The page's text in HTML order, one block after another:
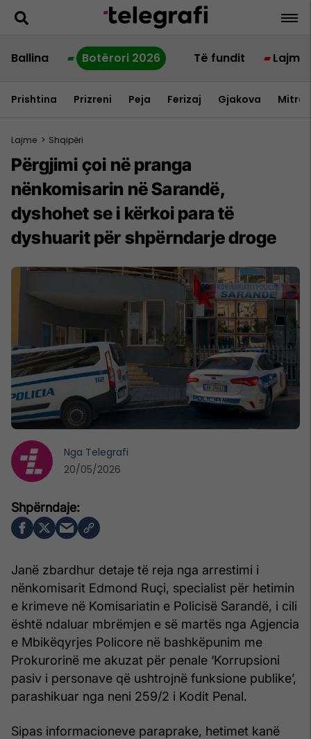
Ballina Botërori 2026 Të fundit Lajme
Prishtina Prizreni Peja Ferizaj Gjakova
Lajme > Shqipëri
Përgjimi çoi në pranga
nënkomisarin në Sarandë,
dyshohet se i kërkoi para të
dyshuarit për shpërndarje droge
Janë zbardhur detaje të reja nga arrestimi i
nënkomisarit Edmond Ruçi, specialist për hetimin
e krimeve në Komisariatin e Policisë Sarandë, i cili
është ndaluar mbrëmjen e së martës nga Agjencia
e Mbikëqyrjes Policore në bashkëpunim me
Prokurorinë me akuzat për penale ‘Korrupsioni
pasiv i personave që ushtrojnë funksione publike’,
parashikuar nga neni 259/2 i Kodit Penal.
Sipas informacioneve paraprake, hetimet kanë
Nga Telegrafi
20/05/2026